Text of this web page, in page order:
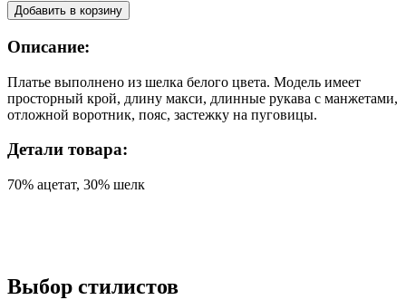
Добавить в корзину
Описание:
Платье выполнено из шелка белого цвета. Модель имеет
просторный крой, длину макси, длинные рукава с манжетами,
отложной воротник, пояс, застежку на пуговицы.
Детали товара:
70% ацетат, 30% шелк
Выбор стилистов